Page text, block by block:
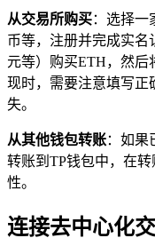
从交易所购买：选择一
币等，注册并完成实
元等）购买ETH，然后
现时，需要注意填写正
失。
从其他钱包转账：如果
转账到TP钱包中，在
性。
连接去中心化